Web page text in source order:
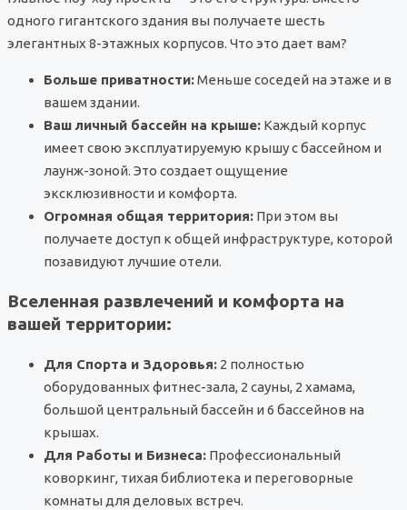
одного гигантского здания вы получаете шесть
элегантных 8-этажных корпусов. Что это дает вам?
Больше приватности:Меньше соседей на этаже и в
вашем здании.
Ваш личный бассейн на крыше: Каждый корпус
имеет свою эксплуатируемую крышу с бассейном и
лаунж-зоной. Это создает ощущение
эксклюзивности и комфорта.
Огромная общая территория: При этом вы
получаете доступ к общей инфраструктуре, которой
позавидуют лучшие отели.
Вселенная развлечений и комфорта на
вашей территории:
Для Спорта и Здоровья: 2 полностью
оборудованных фитнес-зала, 2 сауны, 2 хамама,
большой центральный бассейн и 6 бассейнов на
крышах.
Для Работы и Бизнеса: Профессиональный
коворкинг, тихая библиотека и переговорные
комнаты для деловых встреч.